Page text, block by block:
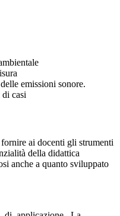
emissioni sonore.
casi
ai docenti gli strumenti
della didattica
anche a quanto sviluppato